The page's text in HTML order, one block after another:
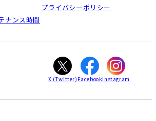
ガイド
イン講座受講の手順
イトのよくある質問
犬山
大垣
プライバシーポリシー
ナンス時間
X (Twitter) FacebookInstagram